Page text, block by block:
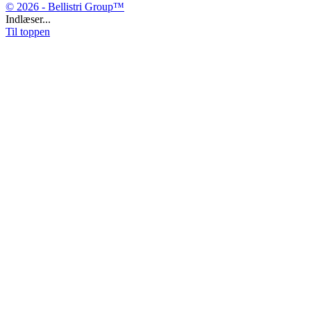
© 2026 - Bellistri Group™
Indlæser...
Til toppen